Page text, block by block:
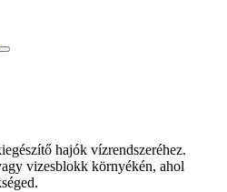
hajók vízrendszeréhez.
vizesblokk környékén, ahol